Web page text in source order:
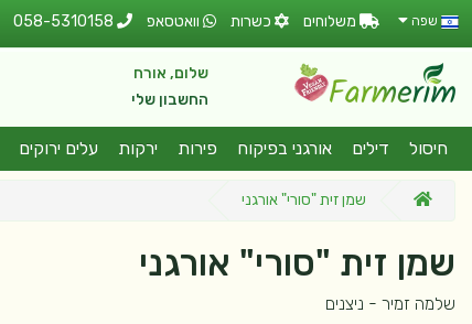
שפה משלוחים כשרות וואטסאפ 058-5310158
שלום, אורח
החשבון שלי
חיסול דילים אורגני בפיקוח פירות ירקות עלים ירוקים
שמן זית "סורי" אורגני
שמן זית "סורי" אורגני
שלמה זמיר - ניצנים